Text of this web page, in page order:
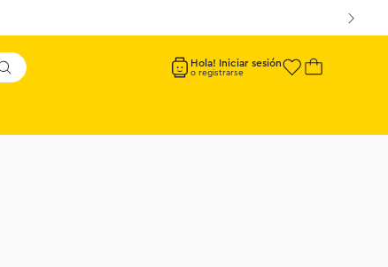
Hola! Iniciar sesión